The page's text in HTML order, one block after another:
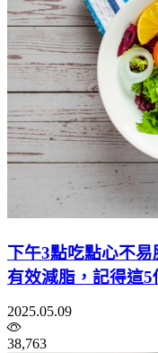
下午3點吃點心不易
有效減脂，記得這
2025.05.09
38,763